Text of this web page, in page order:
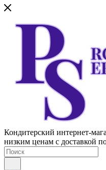
Кондитерский интернет-
низким ценам с доставкой